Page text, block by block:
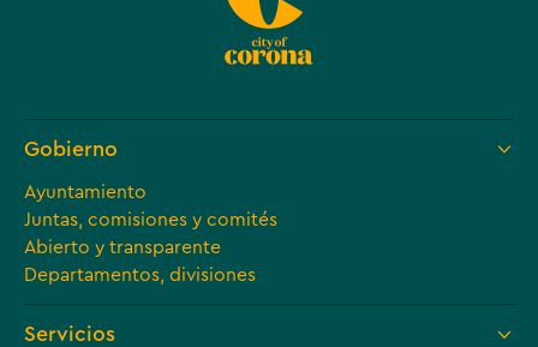
Gobierno
Ayuntamiento
Juntas, comisiones y comités
Abierto y transparente
Departamentos, divisiones
Servicios